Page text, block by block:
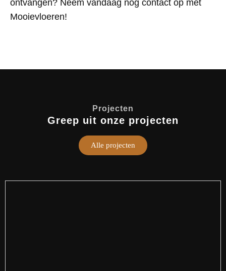
ontvangen? Neem vandaag nog contact op met
Mooievloeren!
Projecten
Greep uit onze projecten
Alle projecten